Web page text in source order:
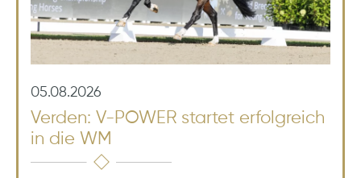
05.08.2026
Verden: V-POWER startet erfolgreich
in die WM